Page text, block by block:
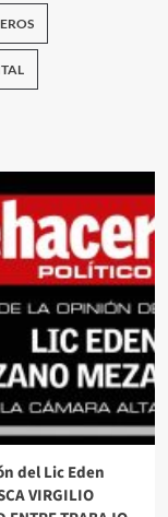
del Lic Eden
VIRGILIO